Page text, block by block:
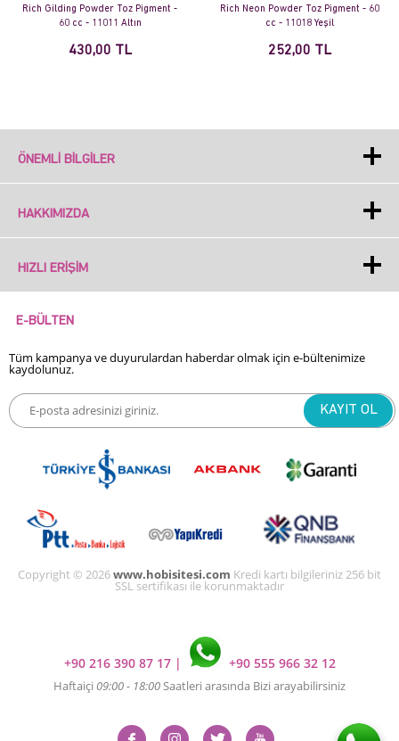
Rich Gilding Powder Toz Pigment -
60 cc - 11011 Altın
430,00 TL
Rich Neon Powder Toz Pigment - 60
cc - 11018 Yeşil
252,00 TL
ÖNEMLI BILGILER
HAKKIMIZDA
HIZLI ERIŞIM
E-BÜLTEN
Tüm kampanya ve duyurulardan haberdar olmak için e-bültenimize
kaydolunuz.
Copyright © 2026www.hobisitesi.com Kredi kartı bilgileriniz 256 bit
SSL sertifikası ile korunmaktadır
+90 216 390 87 17 | +90 555 966 32 12
Haftaiçi 09:00 - 18:00Saatleri arasında Bizi arayabilirsiniz